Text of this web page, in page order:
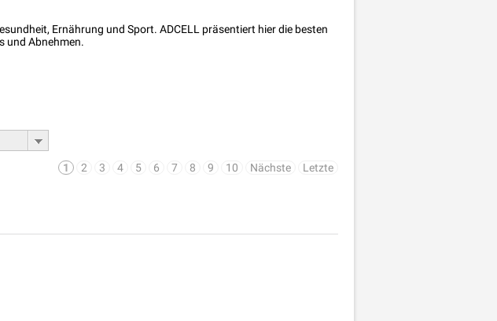
Ernährung und Sport. ADCELL präsentiert hier die besten
und Abnehmen.
1 2 3 4 5 6 7 8 9 10 Nächste Letzte